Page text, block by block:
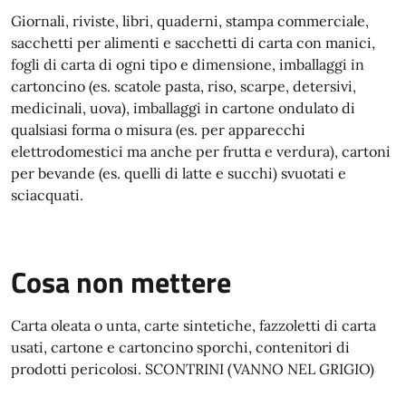
Giornali, riviste, libri, quaderni, stampa commerciale,
sacchetti per alimenti e sacchetti di carta con manici,
fogli di carta di ogni tipo e dimensione, imballaggi in
cartoncino (es. scatole pasta, riso, scarpe, detersivi,
medicinali, uova), imballaggi in cartone ondulato di
qualsiasi forma o misura (es. per apparecchi
elettrodomestici ma anche per frutta e verdura), cartoni
per bevande (es. quelli di latte e succhi) svuotati e
sciacquati.
Cosa non mettere
Carta oleata o unta, carte sintetiche, fazzoletti di carta
usati, cartone e cartoncino sporchi, contenitori di
prodotti pericolosi. SCONTRINI (VANNO NEL GRIGIO)